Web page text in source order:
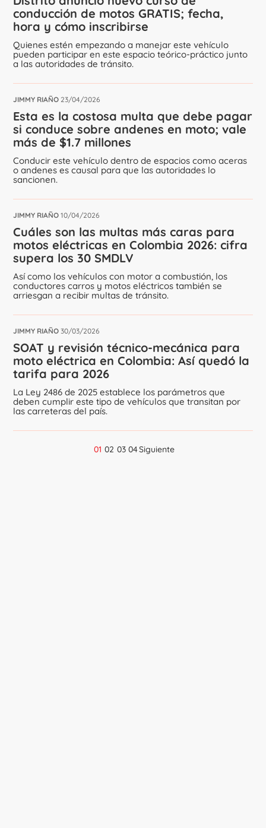
conducción de motos GRATIS; fecha,
hora y cómo inscribirse
Quienes estén empezando a manejar este vehículo
pueden participar en este espacio teórico-práctico junto
a las autoridades de tránsito.
JIMMY RIAÑO 23/04/2026
Esta es la costosa multa que debe pagar
si conduce sobre andenes en moto; vale
más de $1.7 millones
Conducir este vehículo dentro de espacios como aceras
o andenes es causal para que las autoridades lo
sancionen.
JIMMY RIAÑO 10/04/2026
Cuáles son las multas más caras para
motos eléctricas en Colombia 2026: cifra
supera los 30 SMDLV
Así como los vehículos con motor a combustión, los
conductores carros y motos eléctricos también se
arriesgan a recibir multas de tránsito.
JIMMY RIAÑO 30/03/2026
SOAT y revisión técnico-mecánica para
moto eléctrica en Colombia: Así quedó la
tarifa para 2026
La Ley 2486 de 2025 establece los parámetros que
deben cumplir este tipo de vehículos que transitan por
las carreteras del país.
01 02 03 04Siguiente